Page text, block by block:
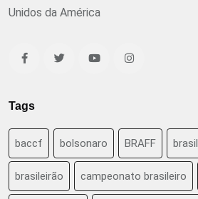
Unidos da América
Tags
baccf bolsonaro BRAFF brasil
brasileirão campeonato brasileiro